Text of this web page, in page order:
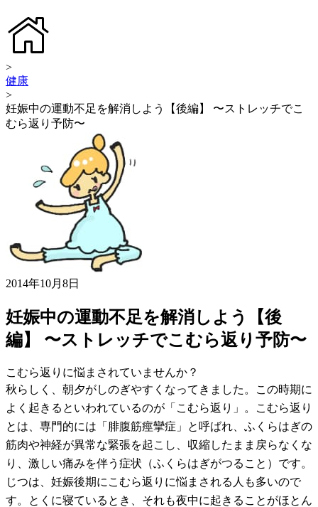
>
健康
>
妊娠中の運動不足を解消しよう【後編】 〜ストレッチでこ
むら返り予防〜
2014年10月8日
妊娠中の運動不足を解消しよう【後
編】 〜ストレッチでこむら返り予防〜
こむら返りに悩まされていませんか？
秋らしく、朝夕がしのぎやすくなってきました。この時期に
よく起きるといわれているのが「こむら返り」。こむら返り
とは、専門的には「腓腹筋痙攣症」と呼ばれ、ふくらはぎの
筋肉や神経が異常な緊張を起こし、収縮したまま戻らなくな
り、激しい痛みを伴う症状（ふくらはぎがつること）です。
じつは、妊娠後期にこむら返りに悩まされる人も多いので
す。とくに寝ているとき、それも夜中に起きることがほとん